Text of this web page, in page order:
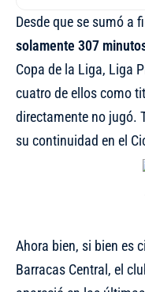
Desde que se sumó a
solamente 307
Copa de la Liga, Liga
cuatro de ellos como
directamente no jugó.
su continuidad en el
Ahora bien, si bien es
Barracas Central, el